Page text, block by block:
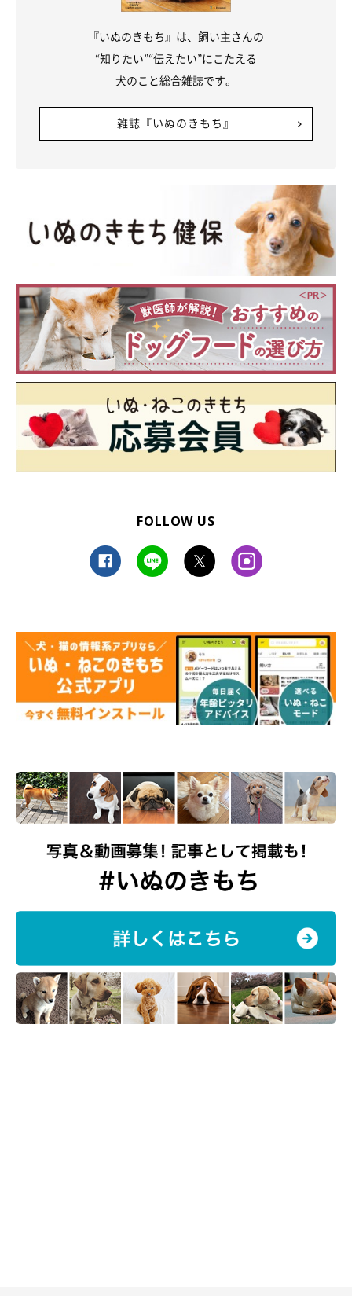
▶穴澤賢の最新刊『また、犬と暮らして。』発売中
▶Another Days
▶ 富士丸な日々
▶DeLoreans-shop
『いぬのきもち』は、飼い主さんの
“知りたい”“伝えたい”にこたえる
犬のこと総合雑誌です。
雑誌『いぬのきもち』
FOLLOW US